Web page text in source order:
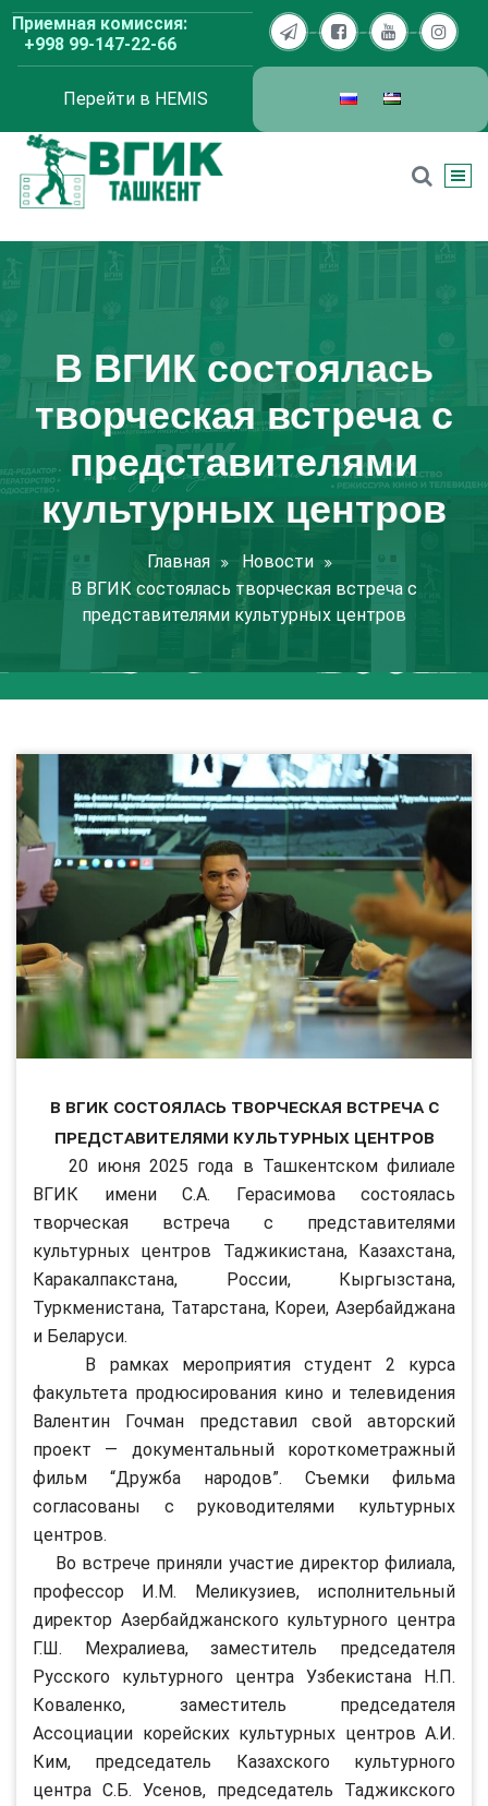
Перейти
содержимому
Приемная комиссия:
+998 99-147-22-66
Перейти в HEMIS
В ВГИК состоялась
творческая встреча с
представителями
культурных центров
Главная
Новости
В ВГИК состоялась творческая встреча с
представителями культурных центров
В ВГИК состоялась творческая встреча с
представителями культурных центров
20 июня 2025 года в Ташкентском филиале
ВГИК имени С.А. Герасимова состоялась
творческая встреча с представителями
культурных центров Таджикистана, Казахстана,
Каракалпакстана, России, Кыргызстана,
Туркменистана, Татарстана, Кореи, Азербайджана
и Беларуси.
В рамках мероприятия студент 2 курса
факультета продюсирования кино и телевидения
Валентин Гочман представил свой авторский
проект — документальный короткометражный
фильм “Дружба народов”. Съемки фильма
согласованы с руководителями культурных
центров.
Во встрече приняли участие директор филиала,
профессор И.М. Меликузиев, исполнительный
директор Азербайджанского культурного центра
Г.Ш. Мехралиева, заместитель председателя
Русского культурного центра Узбекистана Н.П.
Коваленко, заместитель председателя
Ассоциации корейских культурных центров А.И.
Ким, председатель Казахского культурного
центра С.Б. Усенов, председатель Таджикского